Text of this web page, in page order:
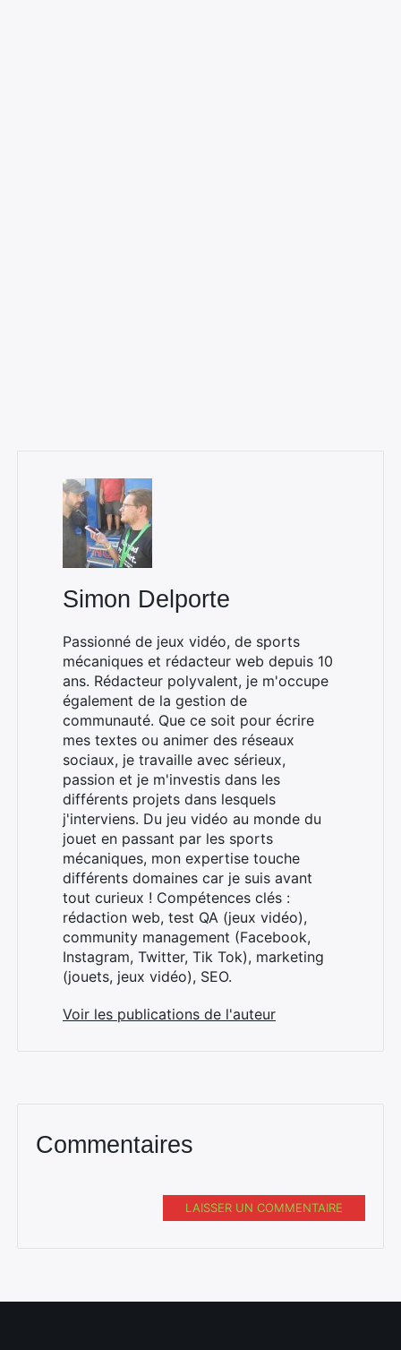
Simon Delporte
Passionné de jeux vidéo, de sports
mécaniques et rédacteur web depuis 10
ans. Rédacteur polyvalent, je m'occupe
également de la gestion de
communauté. Que ce soit pour écrire
mes textes ou animer des réseaux
sociaux, je travaille avec sérieux,
passion et je m'investis dans les
différents projets dans lesquels
j'interviens. Du jeu vidéo au monde du
jouet en passant par les sports
mécaniques, mon expertise touche
différents domaines car je suis avant
tout curieux ! Compétences clés :
rédaction web, test QA (jeux vidéo),
community management (Facebook,
Instagram, Twitter, Tik Tok), marketing
(jouets, jeux vidéo), SEO.
Voir les publications de l'auteur
Commentaires
LAISSER UN COMMENTAIRE